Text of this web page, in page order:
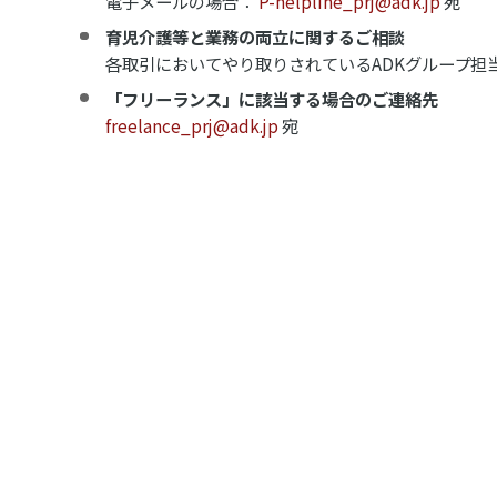
育児介護等と業務の両立に関するご相談
各取引においてやり取りされているADKグループ担
「フリーランス」に該当する場合のご連絡先
freelance_prj@adk.jp宛